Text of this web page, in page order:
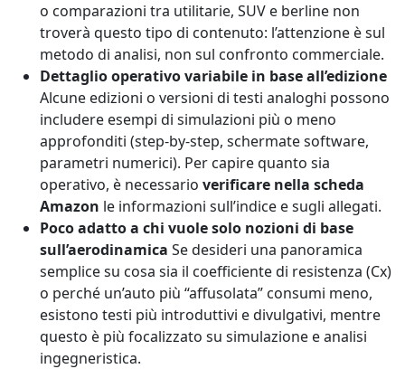
o comparazioni tra utilitarie, SUV e berline non
troverà questo tipo di contenuto: l’attenzione è sul
metodo di analisi, non sul confronto commerciale.
Dettaglio operativo variabile in base all’edizione
Alcune edizioni o versioni di testi analoghi possono
includere esempi di simulazioni più o meno
approfonditi (step-by-step, schermate software,
parametri numerici). Per capire quanto sia
operativo, è necessario verificare nella scheda
Amazon le informazioni sull’indice e sugli allegati.
Poco adatto a chi vuole solo nozioni di base
sull’aerodinamica Se desideri una panoramica
semplice su cosa sia il coefficiente di resistenza (Cx)
o perché un’auto più “affusolata” consumi meno,
esistono testi più introduttivi e divulgativi, mentre
questo è più focalizzato su simulazione e analisi
ingegneristica.